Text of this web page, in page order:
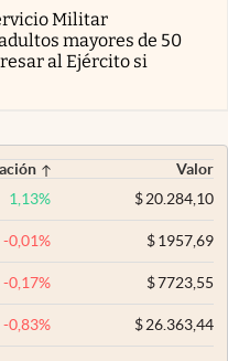
Militar
mayores de 50
al Ejército si
Valor
1,13% $20.284,10
-0,01% $1957,69
-0,17% $7723,55
-0,83% $26.363,44